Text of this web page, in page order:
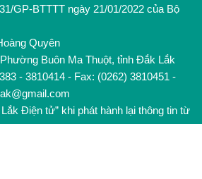
GP-BTTTT ngày 21/01/2022 của Bộ
Quyên
Buôn Ma Thuột, tỉnh Đắk Lắk
- 3810414 - Fax: (0262) 3810451 -
Điện tử” khi phát hành lại thông tin từ